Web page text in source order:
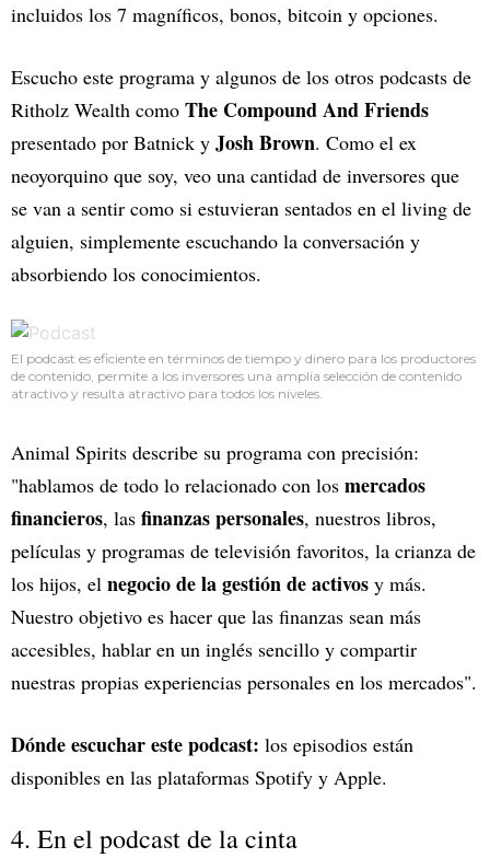
incluidos los 7 magníficos, bonos, bitcoin y opciones.
Escucho este programa y algunos de los otros podcasts de
Ritholz Wealth como The Compound And Friends
presentado por Batnick y Josh Brown. Como el ex
neoyorquino que soy, veo una cantidad de inversores que
se van a sentir como si estuvieran sentados en el living de
alguien, simplemente escuchando la conversación y
absorbiendo los conocimientos.
El podcast es eficiente en términos de tiempo y dinero para los productores
de contenido, permite a los inversores una amplia selección de contenido
atractivo y resulta atractivo para todos los niveles.
Animal Spirits describe su programa con precisión:
"hablamos de todo lo relacionado con los mercados
financieros, las finanzas personales, nuestros libros,
películas y programas de televisión favoritos, la crianza de
los hijos, el negocio de la gestión de activos y más.
Nuestro objetivo es hacer que las finanzas sean más
accesibles, hablar en un inglés sencillo y compartir
nuestras propias experiencias personales en los mercados".
Dónde escuchar este podcast: los episodios están
disponibles en las plataformas Spotify y Apple.
4. En el podcast de la cinta